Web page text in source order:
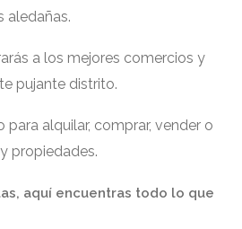
aledañas.
a los mejores comercios y
pujante distrito.
alquilar, comprar, vender o
propiedades.
aquí encuentras todo lo que